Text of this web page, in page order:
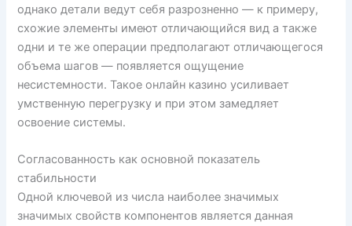
однако детали ведут себя разрозненно — к примеру,
схожие элементы имеют отличающийся вид а также
одни и те же операции предполагают отличающегося
объема шагов — появляется ощущение
несистемности. Такое онлайн казино усиливает
умственную перегрузку и при этом замедляет
освоение системы.
Согласованность как основной показатель
стабильности
Одной ключевой из числа наиболее значимых
значимых свойств компонентов является данная